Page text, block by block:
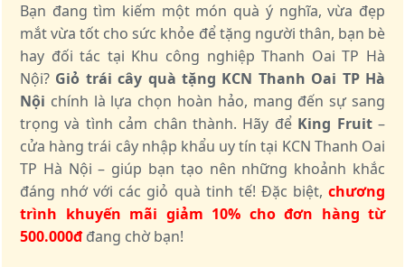
Bạn đang tìm kiếm một món quà ý nghĩa, vừa đẹp
mắt vừa tốt cho sức khỏe để tặng người thân, bạn bè
hay đối tác tại Khu công nghiệp Thanh Oai TP Hà
Nội? Giỏ trái cây quà tặng KCN Thanh Oai TP Hà
Nội chính là lựa chọn hoàn hảo, mang đến sự sang
trọng và tình cảm chân thành. Hãy để King Fruit–
cửa hàng trái cây nhập khẩu uy tín tại KCN Thanh Oai
TP Hà Nội – giúp bạn tạo nên những khoảnh khắc
đáng nhớ với các giỏ quà tinh tế! Đặc biệt, chương
trình khuyến mãi giảm 10% cho đơn hàng từ
500.000đđang chờ bạn!